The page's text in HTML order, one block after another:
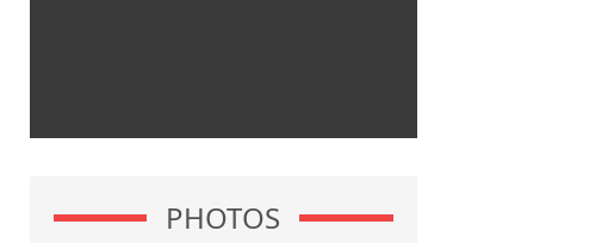
PHOTOS